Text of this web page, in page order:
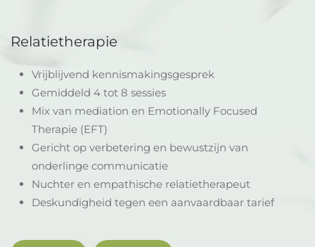
Relatietherapie
Vrijblijvend kennismakingsgesprek
Gemiddeld 4 tot 8 sessies
Mix van mediation en Emotionally Focused
Therapie (EFT)
Gericht op verbetering en bewustzijn van
onderlinge communicatie
Nuchter en empathische relatietherapeut
Deskundigheid tegen een aanvaardbaar tarief